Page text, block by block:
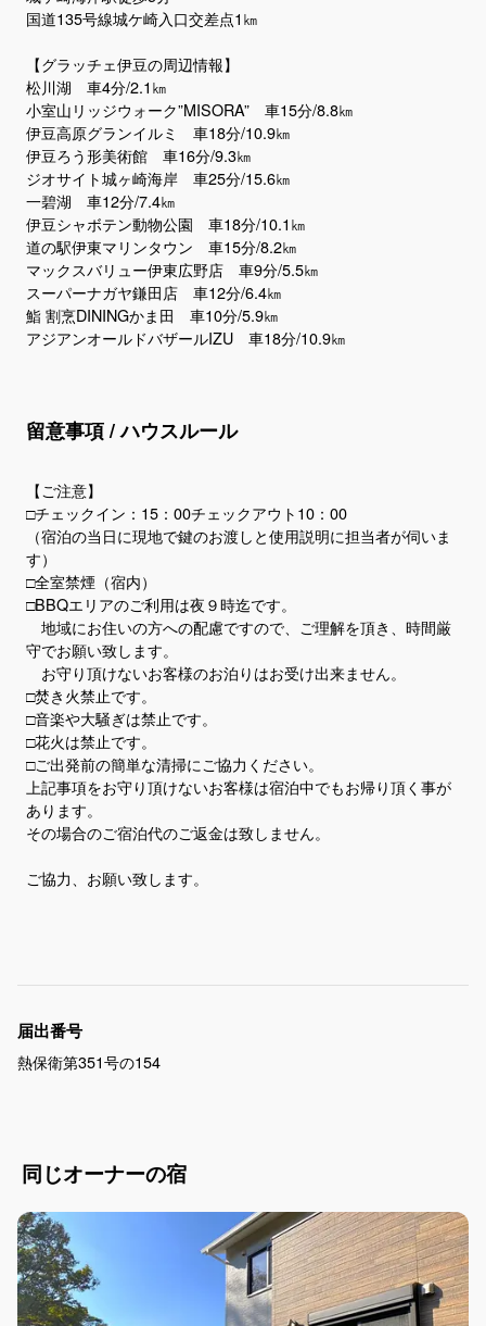
国道135号線城ケ崎入口交差点1㎞
【グラッチェ伊豆の周辺情報】
松川湖 車4分/2.1㎞
小室山リッジウォーク”MISORA” 車15分/8.8㎞
伊豆高原グランイルミ 車18分/10.9㎞
伊豆ろう形美術館 車16分/9.3㎞
ジオサイト城ヶ崎海岸 車25分/15.6㎞
一碧湖 車12分/7.4㎞
伊豆シャボテン動物公園 車18分/10.1㎞
道の駅伊東マリンタウン 車15分/8.2㎞
マックスバリュー伊東広野店 車9分/5.5㎞
スーパーナガヤ鎌田店 車12分/6.4㎞
鮨 割烹DININGかま田 車10分/5.9㎞
留意事項 / ハウスルール
【ご注意】
□チェックイン：15：00チェックアウト10：00​
（宿泊の当日に現地で鍵のお渡しと使用説明に担当者が伺いま
す）
□全室禁煙（宿内）
□BBQエリアのご利用は夜９時迄です。
地域にお住いの方への配慮ですので、ご理解を頂き、時間厳
守でお願い致します。
お守り頂けないお客様のお泊りはお受け出来ません。
□焚き火禁止です。
□音楽や大騒ぎは禁止です。
□花火は禁止です。
□ご出発前の簡単な清掃にご協力ください。
​上記事項をお守り頂けないお客様は宿泊中でもお帰り頂く事が
あります。
その場合のご宿泊代のご返金は致しません。
届出番号
熱保衛第351号の154
同じオーナーの宿